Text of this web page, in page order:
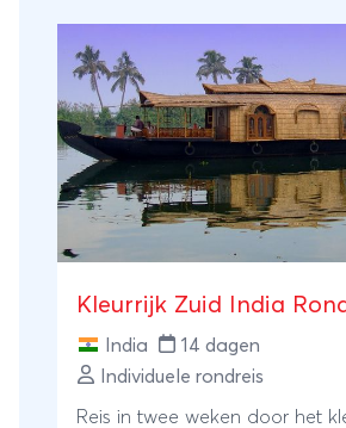
Kleurrijk Zuid India
India
14 dagen
Individuele rondreis
Reis in twee weken door het